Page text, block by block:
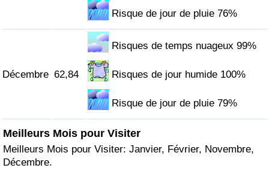
Risque de jour de pluie 76%
Décembre 62,84
Risques de temps nuageux 99%
Risques de jour humide 100%
Risque de jour de pluie 79%
Meilleurs Mois pour Visiter
Meilleurs Mois pour Visiter: Janvier, Février, Novembre,
Décembre.